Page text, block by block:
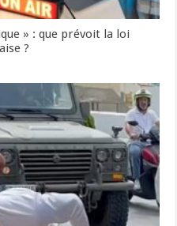
» : que prévoit la loi
?